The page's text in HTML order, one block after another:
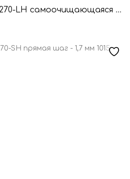
Пила Самурай GKS-270-LH самоочищающаяся прямая в чехле 4 мм